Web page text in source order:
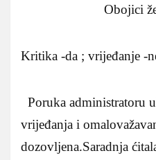
Obojici
Kritika -da ; vrijeđanje -
Poruka administratoru
vrijeđanja i
dozovljena.Saradnja